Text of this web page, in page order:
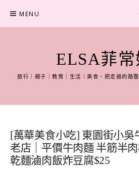
content
MENU
ELSA菲常
旅行｜親子｜教育｜生活｜美食，把走過的路
[萬華美食小吃] 東園街小吳
老店｜平價牛肉麵 半筋半
乾麵滷肉飯炸豆腐$25